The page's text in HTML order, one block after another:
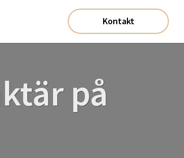
Kontakt
på